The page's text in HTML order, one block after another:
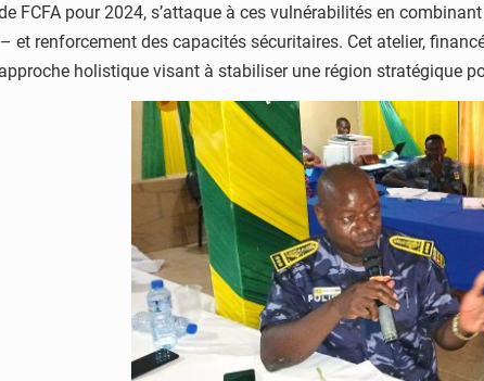
FCFA pour 2024, s’attaque à ces vulnérabilités en
et renforcement des capacités sécuritaires. Cet atelier,
holistique visant à stabiliser une région stratégique